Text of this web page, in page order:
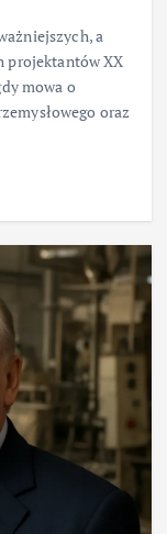
a
projektantów XX
mowa o
oraz